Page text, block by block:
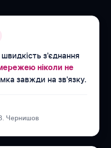
з'єднання
ніколи не
завжди на зв'язку.
Чернишов